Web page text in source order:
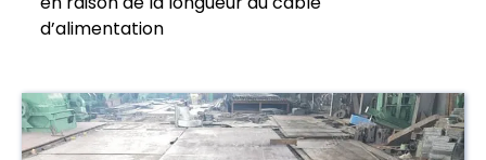
d’alimentation